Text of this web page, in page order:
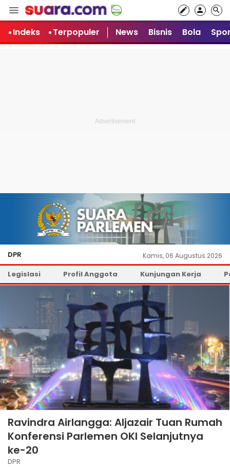
Indeks Terpopuler News Bisnis Bola
DPR Kamis, 06 Augustus 2026
Legislasi Profil Anggota Kunjungan Kerja
Ravindra Airlangga: Aljazair Tuan Rumah
Konferensi Parlemen OKI Selanjutnya
ke-20
DPR